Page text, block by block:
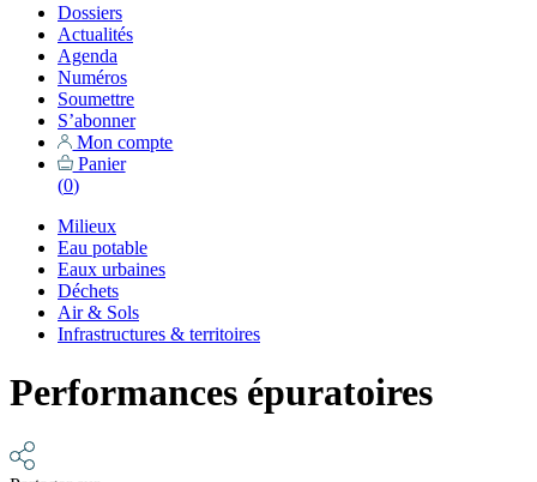
Dossiers
Actualités
Agenda
Numéros
Soumettre
S’abonner
Mon compte
Panier
(0)
Milieux
Eau potable
Eaux urbaines
Déchets
Air & Sols
Infrastructures & territoires
Performances épuratoires